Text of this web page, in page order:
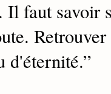
Il faut savoir
d'éternité.”